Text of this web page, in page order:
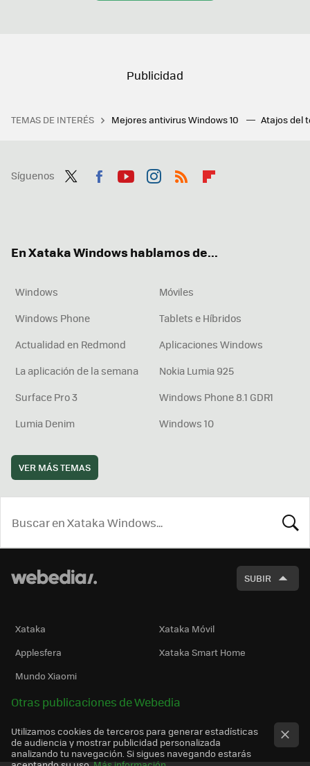
TEMAS DE INTERÉS Mejores antivirus Windows 10 Atajos del
Síguenos
En Xataka Windows hablamos de...
Windows
Móviles
Windows Phone
Tablets e Híbridos
Actualidad en Redmond
Aplicaciones Windows
La aplicación de la semana
Nokia Lumia 925
Surface Pro 3
Windows Phone 8.1 GDR1
Lumia Denim
Windows 10
VER MÁS TEMAS
SUBIR
Xataka
Xataka Móvil
Applesfera
Xataka Smart Home
Mundo Xiaomi
Otras publicaciones de Webedia
Utilizamos cookies de terceros para generar estadísticas
de audiencia y mostrar publicidad personalizada
analizando tu navegación. Si sigues navegando estarás